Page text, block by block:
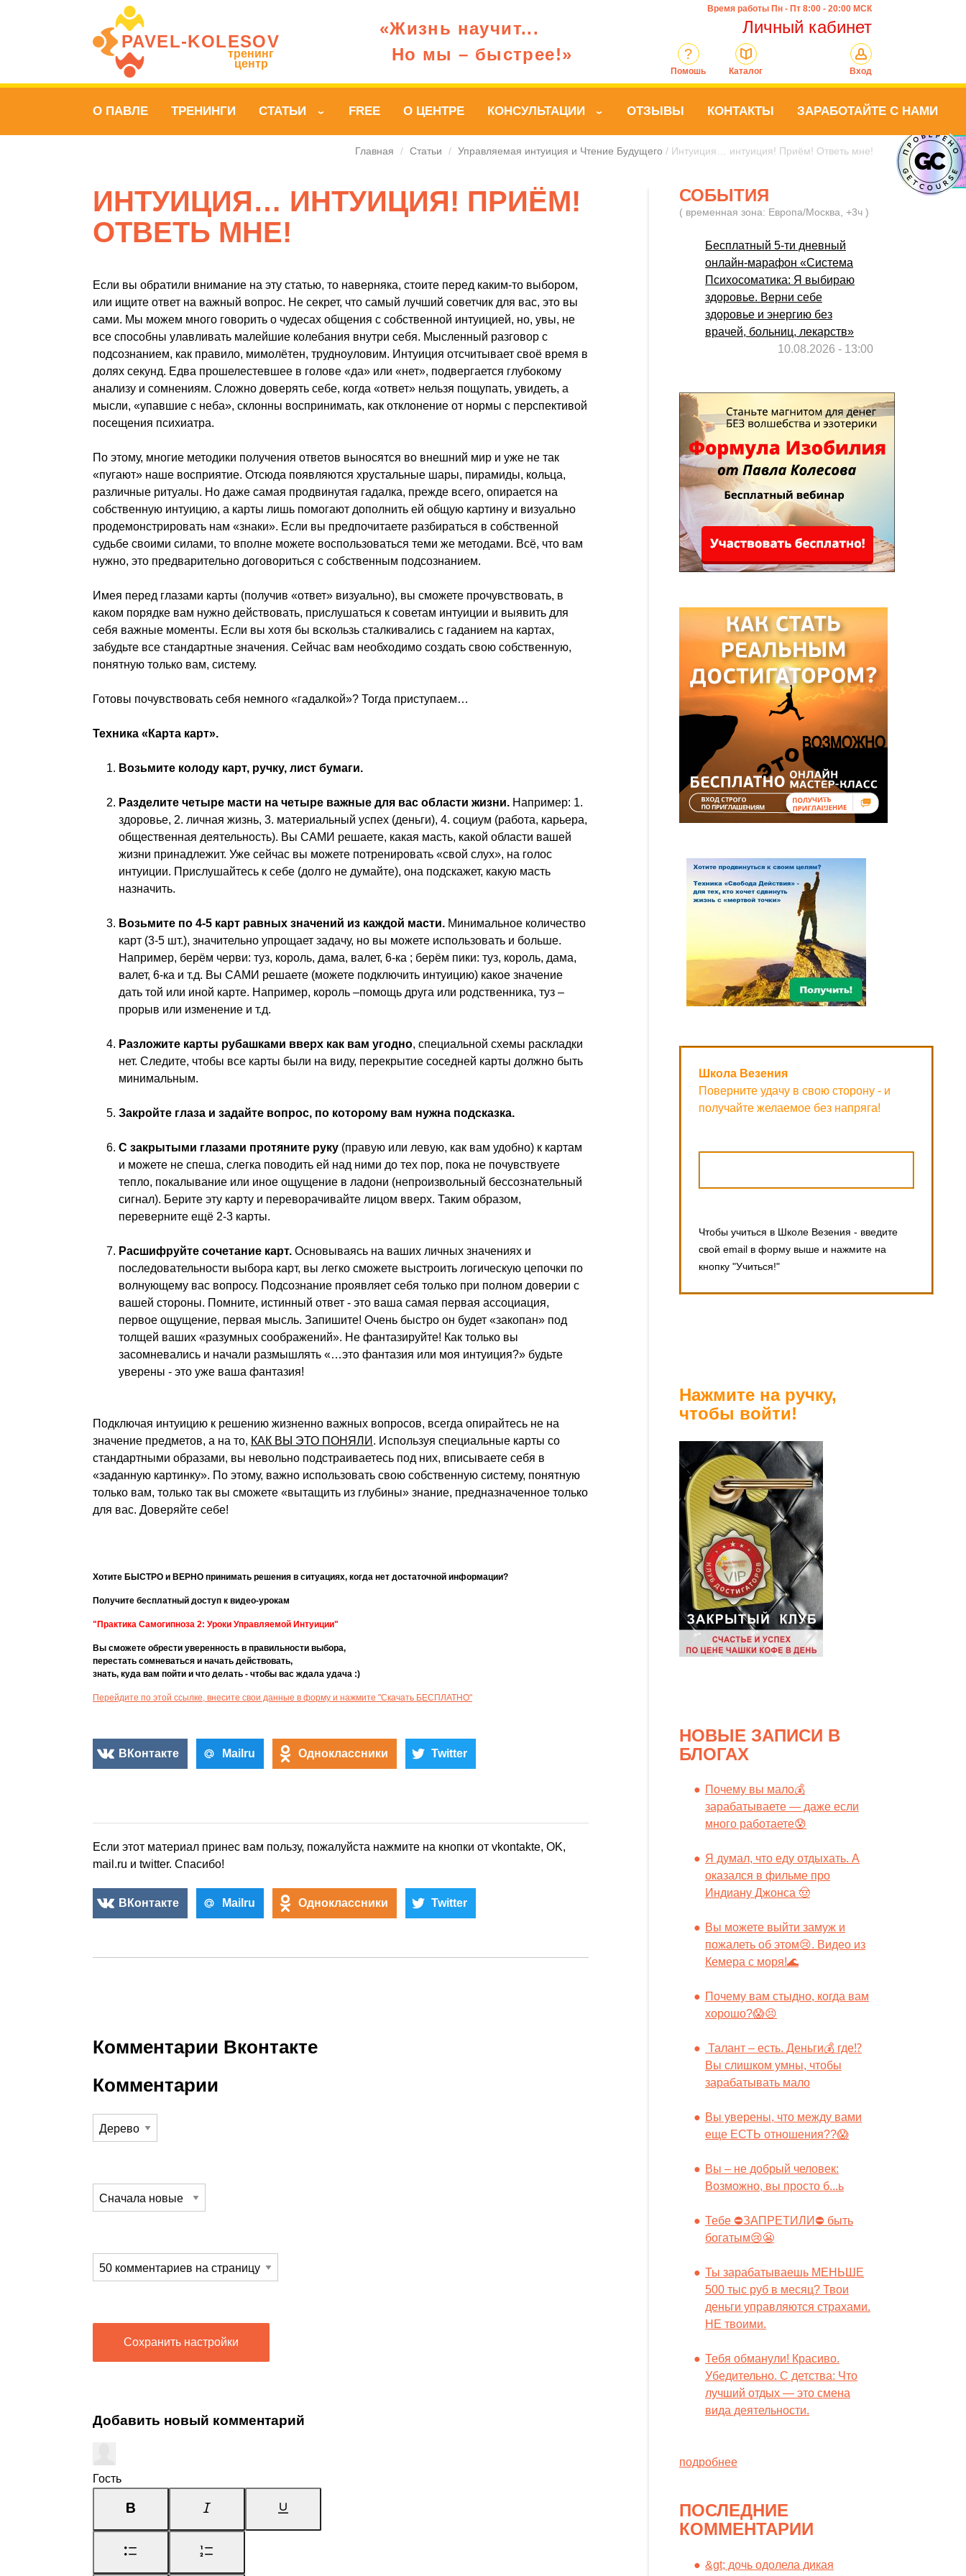
PAVEL‑KOLESOV
тренинг
центр
«Жизнь научит...
Но мы – быстрее!»
Время работы Пн - Пт 8:00 - 20:00 МСК
Личный кабинет
?
Помошь Каталог Вход
О ПАВЛЕ ТРЕНИНГИ СТАТЬИ › FREE О ЦЕНТРЕ КОНСУЛЬТАЦИИ › ОТЗЫВЫ КОНТАКТЫ ЗАРАБОТАЙТЕ С НАМИ
Главная / Статьи / Управляемая интуиция и Чтение Будущего / Интуиция… интуиция! Приём! Ответь мне!
ИНТУИЦИЯ… ИНТУИЦИЯ! ПРИЁМ!
ОТВЕТЬ МНЕ!
Если вы обратили внимание на эту статью, то наверняка, стоите перед каким-то выбором,
или ищите ответ на важный вопрос. Не секрет, что самый лучший советчик для вас, это вы
сами. Мы можем много говорить о чудесах общения с собственной интуицией, но, увы, не
все способны улавливать малейшие колебания внутри себя. Мысленный разговор с
подсознанием, как правило, мимолётен, трудноуловим. Интуиция отсчитывает своё время в
долях секунд. Едва прошелестевшее в голове «да» или «нет», подвергается глубокому
анализу и сомнениям. Сложно доверять себе, когда «ответ» нельзя пощупать, увидеть, а
мысли, «упавшие с неба», склонны воспринимать, как отклонение от нормы с перспективой
посещения психиатра.
По этому, многие методики получения ответов выносятся во внешний мир и уже не так
«пугают» наше восприятие. Отсюда появляются хрустальные шары, пирамиды, кольца,
различные ритуалы. Но даже самая продвинутая гадалка, прежде всего, опирается на
собственную интуицию, а карты лишь помогают дополнить ей общую картину и визуально
продемонстрировать нам «знаки». Если вы предпочитаете разбираться в собственной
судьбе своими силами, то вполне можете воспользоваться теми же методами. Всё, что вам
нужно, это предварительно договориться с собственным подсознанием.
Имея перед глазами карты (получив «ответ» визуально), вы сможете прочувствовать, в
каком порядке вам нужно действовать, прислушаться к советам интуиции и выявить для
себя важные моменты. Если вы хотя бы вскользь сталкивались с гаданием на картах,
забудьте все стандартные значения. Сейчас вам необходимо создать свою собственную,
понятную только вам, систему.
Готовы почувствовать себя немного «гадалкой»? Тогда приступаем…
Техника «Карта карт».
Возьмите колоду карт, ручку, лист бумаги.
Разделите четыре масти на четыре важные для вас области жизни. Например: 1.
здоровье, 2. личная жизнь, 3. материальный успех (деньги), 4. социум (работа, карьера,
общественная деятельность). Вы САМИ решаете, какая масть, какой области вашей
жизни принадлежит. Уже сейчас вы можете потренировать «свой слух», на голос
интуиции. Прислушайтесь к себе (долго не думайте), она подскажет, какую масть
назначить.
Возьмите по 4-5 карт равных значений из каждой масти. Минимальное количество
карт (3-5 шт.), значительно упрощает задачу, но вы можете использовать и больше.
Например, берём черви: туз, король, дама, валет, 6-ка ; берём пики: туз, король, дама,
валет, 6-ка и т.д. Вы САМИ решаете (можете подключить интуицию) какое значение
дать той или иной карте. Например, король –помощь друга или родственника, туз –
прорыв или изменение и т.д.
Разложите карты рубашками вверх как вам угодно, специальной схемы раскладки
нет. Следите, чтобы все карты были на виду, перекрытие соседней карты должно быть
минимальным.
Закройте глаза и задайте вопрос, по которому вам нужна подсказка.
С закрытыми глазами протяните руку (правую или левую, как вам удобно) к картам
и можете не спеша, слегка поводить ей над ними до тех пор, пока не почувствуете
тепло, покалывание или иное ощущение в ладони (непроизвольный бессознательный
сигнал). Берите эту карту и переворачивайте лицом вверх. Таким образом,
переверните ещё 2-3 карты.
Расшифруйте сочетание карт. Основываясь на ваших личных значениях и
последовательности выбора карт, вы легко сможете выстроить логическую цепочки по
волнующему вас вопросу. Подсознание проявляет себя только при полном доверии с
вашей стороны. Помните, истинный ответ - это ваша самая первая ассоциация,
первое ощущение, первая мысль. Запишите! Очень быстро он будет «закопан» под
толщей ваших «разумных соображений». Не фантазируйте! Как только вы
засомневались и начали размышлять «…это фантазия или моя интуиция?» будьте
уверены - это уже ваша фантазия!
Подключая интуицию к решению жизненно важных вопросов, всегда опирайтесь не на
значение предметов, а на то, КАК ВЫ ЭТО ПОНЯЛИ . Используя специальные карты со
стандартными образами, вы невольно подстраиваетесь под них, вписываете себя в
«заданную картинку». По этому, важно использовать свою собственную систему, понятную
только вам, только так вы сможете «вытащить из глубины» знание, предназначенное только
для вас. Доверяйте себе!
Хотите БЫСТРО и ВЕРНО принимать решения в ситуациях, когда нет достаточной информации?
Получите бесплатный доступ к видео-урокам
"Практика Самогипноза 2: Уроки Управляемой Интуиции"
Вы сможете обрести уверенность в правильности выбора,
перестать сомневаться и начать действовать,
знать, куда вам пойти и что делать - чтобы вас ждала удача :)
Перейдите по этой ссылке, внесите свои данные в форму и нажмите "Скачать БЕСПЛАТНО"
ВКонтакте Mailru Одноклассники Twitter
Если этот материал принес вам пользу, пожалуйста нажмите на кнопки от vkontakte, OK,
mail.ru и twitter. Спасибо!
ВКонтакте Mailru Одноклассники Twitter
Комментарии Вконтакте
Комментарии
Сохранить настройки
Добавить новый комментарий
Гость
СОБЫТИЯ
( временная зона: Европа/Москва, +3ч )
Бесплатный 5-ти дневный
онлайн-марафон «Система
Психосоматика: Я выбираю
здоровье. Верни себе
здоровье и энергию без
врачей, больниц, лекарств»
10.08.2026 - 13:00
Школа Везения
Поверните удачу в свою сторону - и
получайте желаемое без напряга!
Чтобы учиться в Школе Везения - введите
свой email в форму выше и нажмите на
кнопку "Учиться!"
Нажмите на ручку,
чтобы войти!
НОВЫЕ ЗАПИСИ В
БЛОГАХ
Почему вы мало💰
зарабатываете — даже если
много работаете😰
Я думал, что еду отдыхать. А
оказался в фильме про
Индиану Джонса 🤠
Вы можете выйти замуж и
пожалеть об этом😢. Видео из
Кемера с моря!🌊
Почему вам стыдно, когда вам
хорошо?😱😣
Талант – есть. Деньги💰 где⁉️
Вы слишком умны, чтобы
зарабатывать мало
Вы уверены, что между вами
еще ЕСТЬ отношения??😱
Вы – не добрый человек:
Возможно, вы просто б...ь
Тебе ⛔️ЗАПРЕТИЛИ⛔️ быть
богатым😢😬
Ты зарабатываешь МЕНЬШЕ
500 тыс руб в месяц? Твои
деньги управляются страхами.
НЕ твоими.
Тебя обманули! Красиво.
Убедительно. С детства: Что
лучший отдых — это смена
вида деятельности.
подробнее
ПОСЛЕДНИЕ
КОММЕНТАРИИ
&gt; дочь одолела дикая